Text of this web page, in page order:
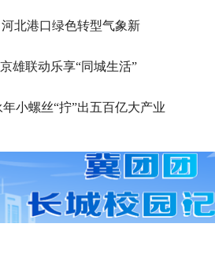
北港口绿色转型气象新
雄联动乐享“同城生活”
小螺丝“拧”出五百亿大产业